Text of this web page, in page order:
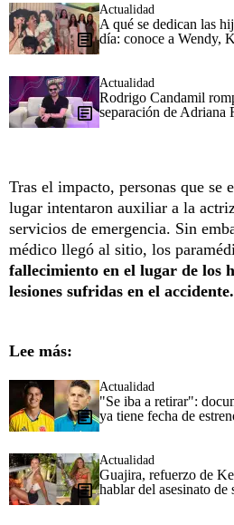
Actualidad
A qué se dedican las
día: conoce a Wendy,
Actualidad
Rodrigo Candamil
separación de Adriana
Tras el impacto, personas que se
lugar intentaron auxiliar a la
servicios de emergencia. Sin
médico llegó al sitio, los
fallecimiento en el lugar de los
lesiones sufridas en el accidente.
Lee más:
Actualidad
"Se iba a retirar":
ya tiene fecha de
Actualidad
Guajira, refuerzo de
hablar del asesinato de